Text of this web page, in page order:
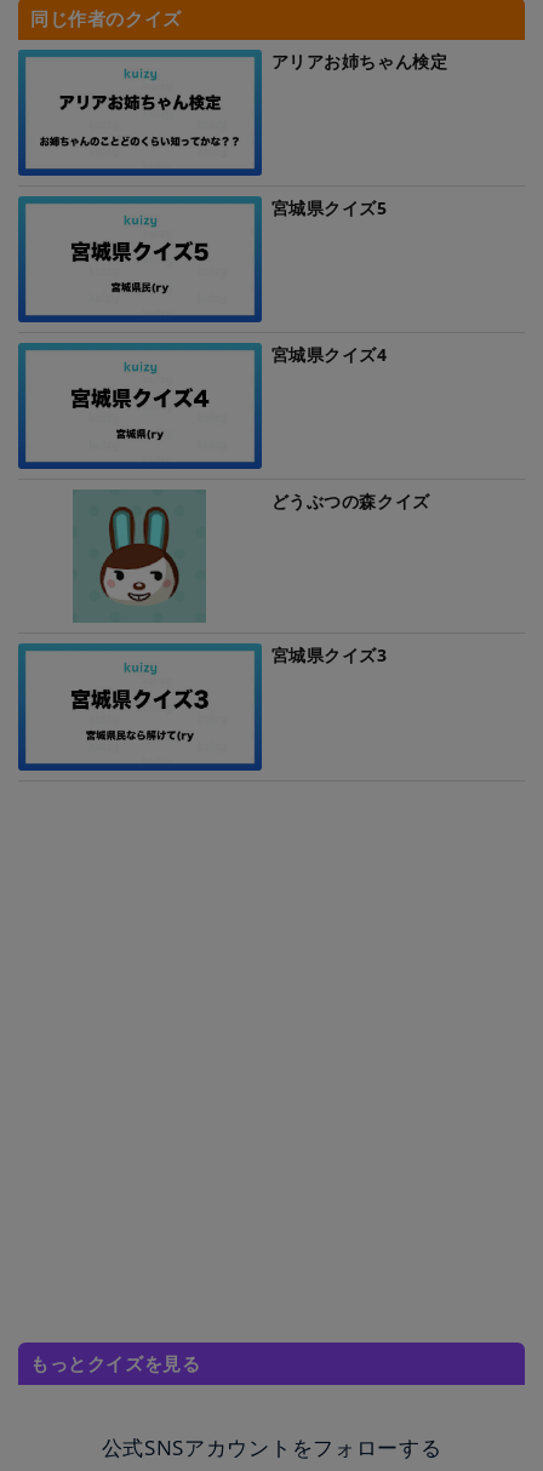
同じ作者のクイズ
アリアお姉ちゃん検定
宮城県クイズ5
宮城県クイズ4
どうぶつの森クイズ
宮城県クイズ3
もっとクイズを見る
公式SNSアカウントをフォローする